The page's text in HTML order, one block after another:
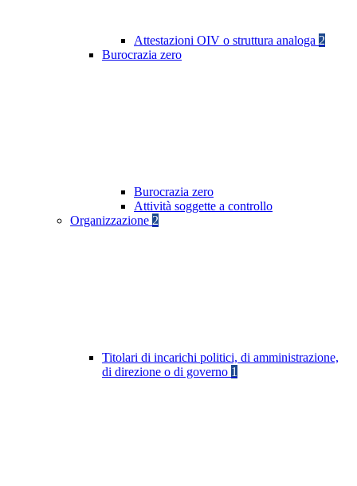
Attestazioni OIV o struttura analoga 2
Burocrazia zero
Burocrazia zero
Attività soggette a controllo
Organizzazione 2
Titolari di incarichi politici, di amministrazione,
di direzione o di governo 1